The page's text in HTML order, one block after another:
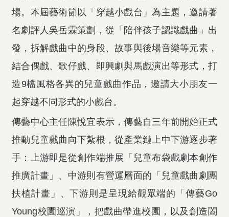
場。本屆藝術節以「穿越小戲台」為主題，邀請著
名劇評人吳岳霖策劃，從「陪伴孩子認識戲曲」出
發，拆解戲曲中的身段、故事與後場音樂等元素，
結合偶戲、歌仔戲、即興劇與馬戲演出等形式，打
造9檔風格各異的兒童戲曲作品，邀請大小朋友一
起穿越不同形式的小戲台。
傳藝中心主任陳悅宜表示，傳藝自三年前開始正式
推動兒童戲曲向下紮根，從產業鏈上中下游逐步著
手：上游即是從創作端推展「兒童布袋戲劇本創作
推廣計畫」、中游則有營運層面的「兒童戲曲劇團
扶植計畫」、下游則是呈現給觀眾端的「傳藝Go
Young校園巡演」，把戲曲帶進校園，以及創造闔